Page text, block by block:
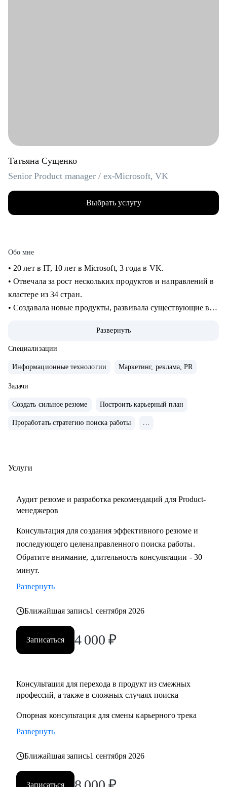
Татьяна Сущенко
Senior Product manager / ex-Microsoft, VK
Выбрать услугу
Обо мне
• 20 лет в IT, 10 лет в Microsoft, 3 года в VK.
• Отвечала за рост нескольких продуктов и направлений в
кластере из 34 стран.
• Создавала новые продукты, развивала существующие в
• Управляла портфелем из 30 продуктов.
• Помогаю стартапам.
С чем помогу:
• Проверить ваши скиллы и разработать план роста.
• Подготовить к собеседованиям, тестовым и самой работе.
ваших текущих скиллов.
• Найти зону кратного роста для вашего продукта, помочь
вашего продукта и бизнеса
Кому могу помочь:
• Начинающим карьеру продакта.
• Профессионалам из смежных отраслей (маркетинг,
развитие бизнеса, дизайн), переходящим в управление
продуктом.
• Владельцам стартапа.
Развернуть
Специализации
Информационные технологии Маркетинг, реклама, PR
Задачи
Создать сильное резюме Построить карьерный план
Проработать стратегию поиска работы ...
Услуги
Аудит резюме и разработка рекомендаций для Product-
менеджеров
Консультация для создания эффективного резюме и
последующего целенаправленного поиска работы.
Обратите внимание, длительность консультации - 30
минут.
Развернуть
Ближайшая запись1 сентября 2026
Записаться 4 000 ₽
Консультация для перехода в продукт из смежныx
профессий, а также в сложных случаях поиска
Опорная консультация для смены карьерного трека
Развернуть
Ближайшая запись1 сентября 2026
Записаться